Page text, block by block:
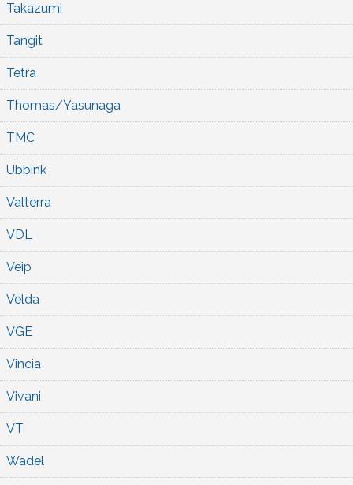
Takazumi
Tangit
Tetra
Thomas/Yasunaga
TMC
Ubbink
Valterra
VDL
Veip
Velda
VGE
Vincia
Vivani
VT
Wadel